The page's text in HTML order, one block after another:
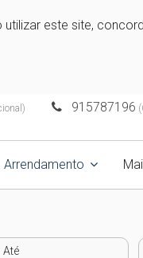
este site,
915787196
Arrendamento
Até